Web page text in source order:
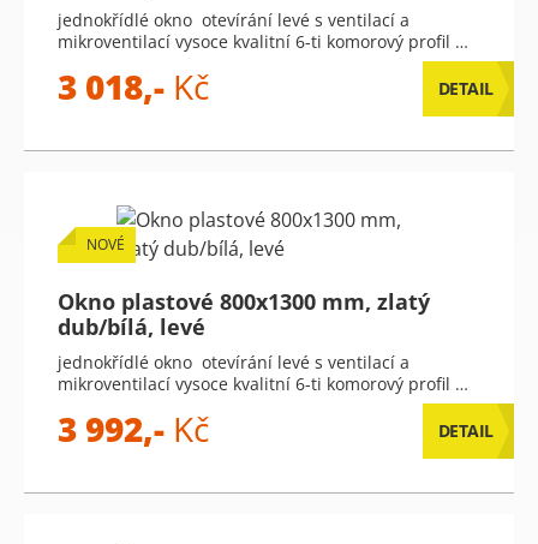
jednokřídlé okno otevírání levé s ventilací a
mikroventilací vysoce kvalitní 6-ti komorový profil …
3 018,- Kč DETAIL
NOVÉ
Okno plastové 800x1300 mm, zlatý
dub/bílá, levé
jednokřídlé okno otevírání levé s ventilací a
mikroventilací vysoce kvalitní 6-ti komorový profil …
3 992,- Kč DETAIL